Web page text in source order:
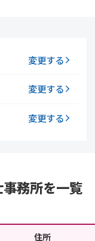
の相談先
の男女問題
変更する
変更する
変更する
務所を一覧
住所